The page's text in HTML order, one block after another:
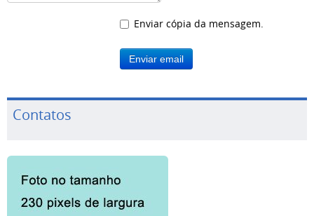
Enviar cópia da mensagem.
Enviar email
Contatos